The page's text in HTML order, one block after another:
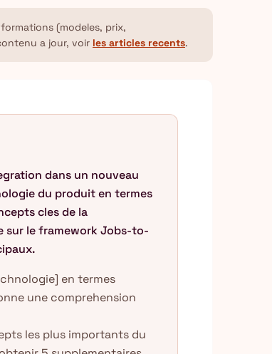
(modeles, prix,
a jour, voir les articles recents.
dans un nouveau
du produit en termes
cles de la
sur le framework Jobs-to-
en termes
une comprehension
les plus importants du